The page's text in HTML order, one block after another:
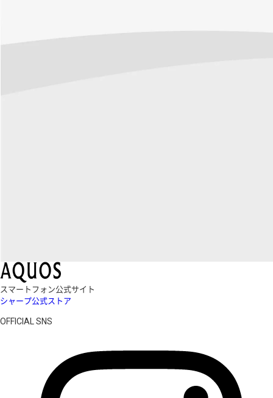
スマートフォン公式サイト
シャープ公式ストア
OFFICIAL SNS